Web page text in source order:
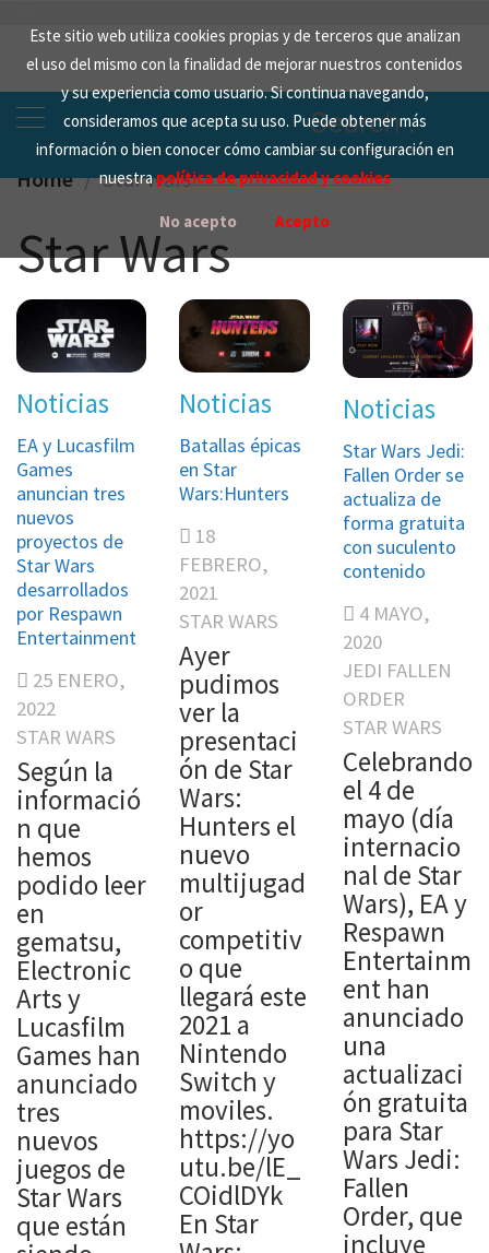
Este sitio web utiliza cookies propias y de terceros que analizan
el uso del mismo con la finalidad de mejorar nuestros contenidos
y su experiencia como usuario. Si continua navegando,
consideramos que acepta su uso. Puede obtener más
información o bien conocer cómo cambiar su configuración en
nuestrapolítica de privacidad y cookies
No acepto Acepto
content
Search
for:
Home Star Wars
Star Wars
Noticias
EA y Lucasfilm
Games
anuncian tres
nuevos
proyectos de
Star Wars
desarrollados
por Respawn
Entertainment
25 ENERO,
2022
STAR WARS
Según la
informació
n que
hemos
podido leer
en
gematsu,
Electronic
Arts y
Lucasfilm
Games han
anunciado
tres
nuevos
juegos de
Star Wars
que están
Noticias
Batallas épicas
en Star
Wars:Hunters
18
FEBRERO,
2021
STAR WARS
Ayer
pudimos
ver la
presentaci
ón de Star
Wars:
Hunters el
nuevo
multijugad
or
competitiv
o que
llegará este
2021 a
Nintendo
Switch y
moviles.
https://yo
utu.be/lE_
COidlDYk
En Star
Noticias
Star Wars Jedi:
Fallen Order se
actualiza de
forma gratuita
con suculento
contenido
4 MAYO,
2020
JEDI FALLEN
ORDER
STAR WARS
Celebrando
el 4 de
mayo (día
internacio
nal de Star
Wars), EA y
Respawn
Entertainm
ent han
anunciado
una
actualizaci
ón gratuita
para Star
Wars Jedi:
Fallen
Order, que
incluye